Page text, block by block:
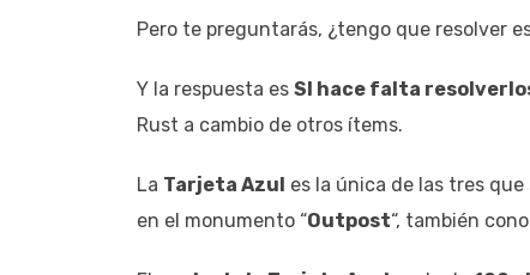
Pero te preguntarás, ¿tengo que resolver
Y la respuesta es SI hace falta
Rust a cambio de otros ítems.
La Tarjeta Azul es la única de las tres
en el monumento “Outpost“, también